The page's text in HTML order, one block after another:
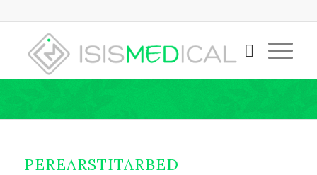
PEREARSTITARBED